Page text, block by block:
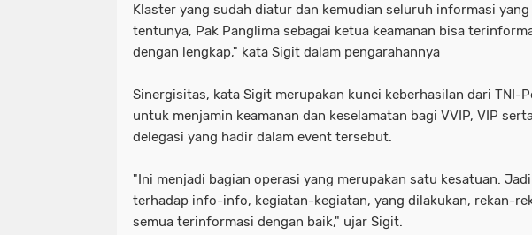
Klaster yang sudah diatur dan kemudian seluruh informasi yang
tentunya, Pak Panglima sebagai ketua keamanan bisa
dengan lengkap," kata Sigit dalam pengarahannya
Sinergisitas, kata Sigit merupakan kunci keberhasilan dari TNI-
untuk menjamin keamanan dan keselamatan bagi VVIP, VIP
delegasi yang hadir dalam event tersebut.
"Ini menjadi bagian operasi yang merupakan satu kesatuan.
terhadap info-info, kegiatan-kegiatan, yang dilakukan, rekan-
semua terinformasi dengan baik," ujar Sigit.